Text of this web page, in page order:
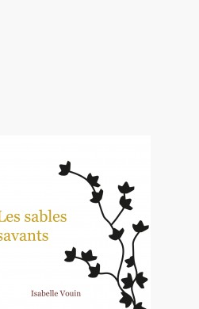
Les sables savants
19,00 €